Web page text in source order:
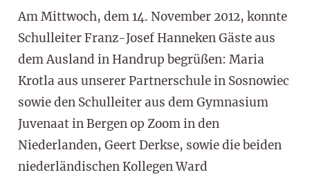
Am Mittwoch, dem 14. November 2012, konnte
Schulleiter Franz-Josef Hanneken Gäste aus
dem Ausland in Handrup begrüßen: Maria
Krotla aus unserer Partnerschule in Sosnowiec
sowie den Schulleiter aus dem Gymnasium
Juvenaat in Bergen op Zoom in den
Niederlanden, Geert Derkse, sowie die beiden
niederländischen Kollegen Ward